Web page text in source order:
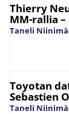
Thierry
MM-rallia
Taneli
Toyotan
Sebastien
Taneli